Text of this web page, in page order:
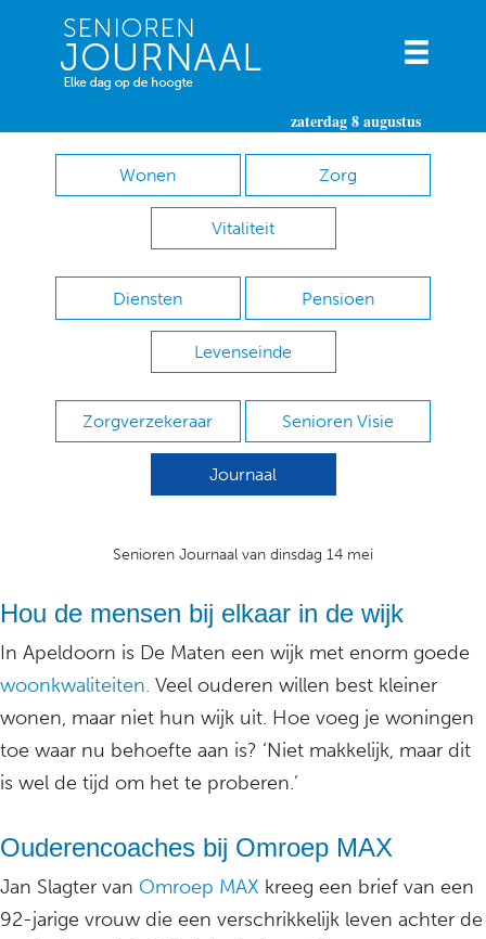
zaterdag 8 augustus
Wonen Zorg
Vitaliteit
Diensten Pensioen
Levenseinde
Zorgverzekeraar Senioren Visie
Journaal
Senioren Journaal van dinsdag 14 mei
Hou de mensen bij elkaar in de wijk
In Apeldoorn is De Maten een wijk met enorm goede
woonkwaliteiten. Veel ouderen willen best kleiner
wonen, maar niet hun wijk uit. Hoe voeg je woningen
toe waar nu behoefte aan is? ‘Niet makkelijk, maar dit
is wel de tijd om het te proberen.’
Ouderencoaches bij Omroep MAX
Jan Slagter van Omroep MAX kreeg een brief van een
92-jarige vrouw die een verschrikkelijk leven achter de